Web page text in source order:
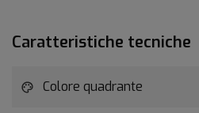
Caratteristiche tecniche
Colore quadrante